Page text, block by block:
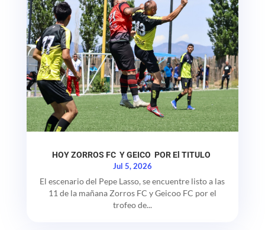
HOY ZORROS FC Y GEICO POR El TITULO
Jul 5, 2026
El escenario del Pepe Lasso, se encuentre listo a las
11 de la mañana Zorros FC y Geicoo FC por el
trofeo de...